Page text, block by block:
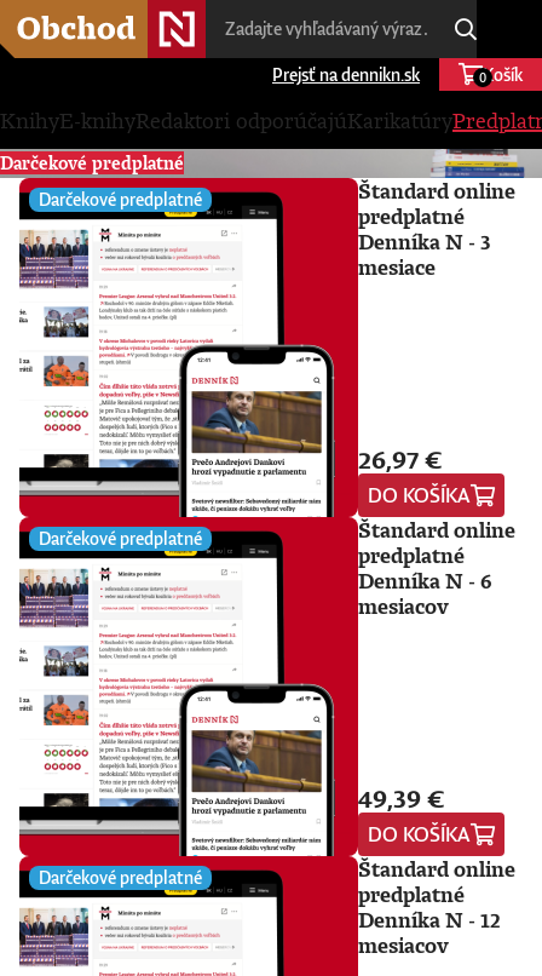
Prejsť na dennikn.sk Košík
0
KnihyE-knihyRedaktori odporúčajúKarikatúry
Darčekové predplatné
Darčekové predplatné
Štandard online
predplatné
Denníka N - 3
mesiace
26,97 €
DO KOŠÍKA
Darčekové predplatné
Štandard online
predplatné
Denníka N - 6
mesiacov
49,39 €
DO KOŠÍKA
Darčekové predplatné
Štandard online
predplatné
Denníka N - 12
mesiacov